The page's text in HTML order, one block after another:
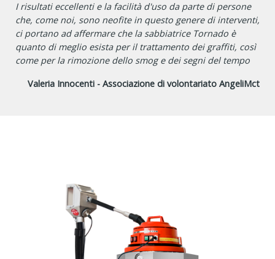
I risultati eccellenti e la facilità d'uso da parte di persone
che, come noi, sono neofite in questo genere di interventi,
ci portano ad affermare che la sabbiatrice Tornado è
quanto di meglio esista per il trattamento dei graffiti, così
come per la rimozione dello smog e dei segni del tempo
Valeria Innocenti - Associazione di volontariato AngeliMct